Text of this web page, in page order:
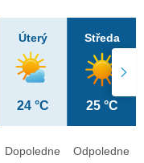
Úterý
24 °C
Středa
25 °C
Dopoledne
Odpoledne